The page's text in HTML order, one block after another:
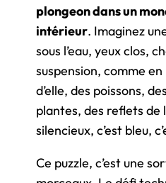
plongeon dans un
intérieur. Imaginez
sous l’eau, yeux clos,
suspension, comme
d’elle, des poissons,
plantes, des reflets de
silencieux, c’est bleu,
Ce puzzle, c’est une